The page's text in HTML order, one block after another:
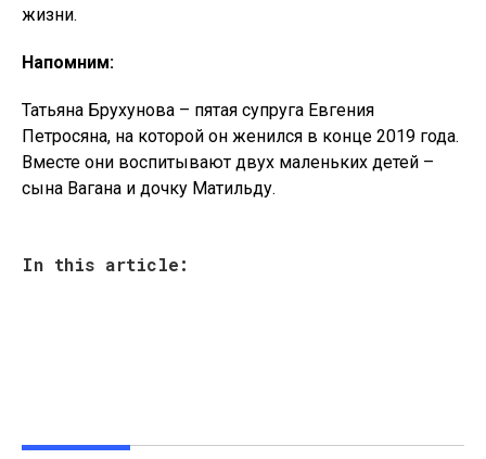
жизни.
Напомним:
Татьяна Брухунова – пятая супруга Евгения
Петросяна, на которой он женился в конце 2019 года.
Вместе они воспитывают двух маленьких детей –
сына Вагана и дочку Матильду.
In this article: